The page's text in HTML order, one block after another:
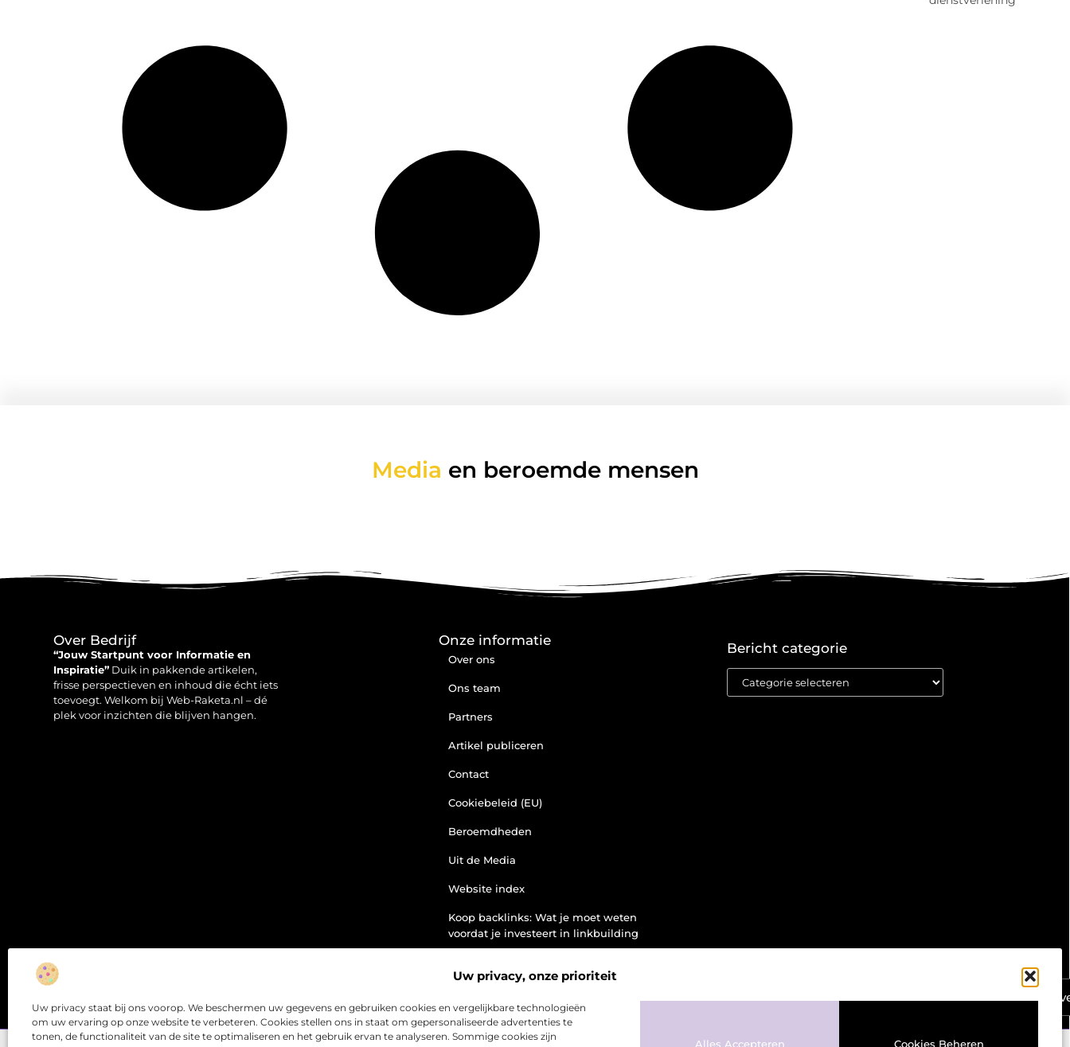
Uw privacy, onze prioriteit
Uw privacy staat bij ons voorop. We beschermen uw gegevens en gebruiken cookies en vergelijkbare technologieën
om uw ervaring op onze website te verbeteren. Cookies stellen ons in staat om gepersonaliseerde advertenties te
tonen, de functionaliteit van de site te optimaliseren en het gebruik ervan te analyseren. Sommige cookies zijn
Alles Accepteren Cookies Beheren
Ga Naar
Media en beroemde mensen
Over Bedrijf
“Jouw Startpunt voor Informatie en
Inspiratie” Duik in pakkende artikelen,
frisse perspectieven en inhoud die écht iets
toevoegt. Welkom bij Web-Raketa.nl – dé
plek voor inzichten die blijven hangen.
Onze informatie
Over ons
Ons team
Partners
Artikel publiceren
Contact
Cookiebeleid (EU)
Beroemdheden
Uit de Media
Website index
Koop backlinks: Wat je moet weten
voordat je investeert in linkbuilding
jouw weg naar online inkomsten
Bericht categorie